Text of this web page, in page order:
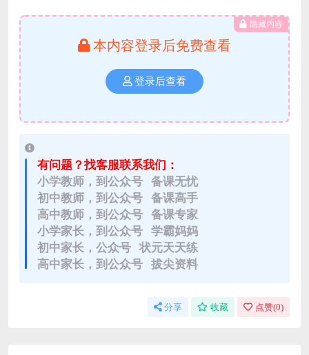
隐藏内容
本内容登录后免费查看
登录后查看
有问题？找客服联系我们：
小学教师，到公众号 备课无忧
初中教师，到公众号 备课高手
高中教师，到公众号 备课专家
小学家长，到公众号 学霸妈妈
初中家长，公众号 状元天天练
高中家长，到公众号 拔尖资料
分享 收藏 点赞(0)